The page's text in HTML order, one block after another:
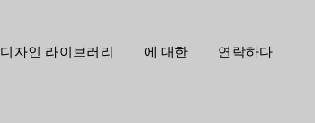
디자인 라이브러리 에 대한 연락하다